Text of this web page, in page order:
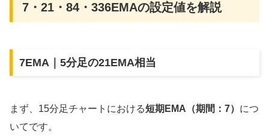
7・21・84・336EMAの設定値を解説
7EMA｜5分足の21EMA相当
まず、15分足チャートにおける短期EMA（期間：7） につ
いてです。